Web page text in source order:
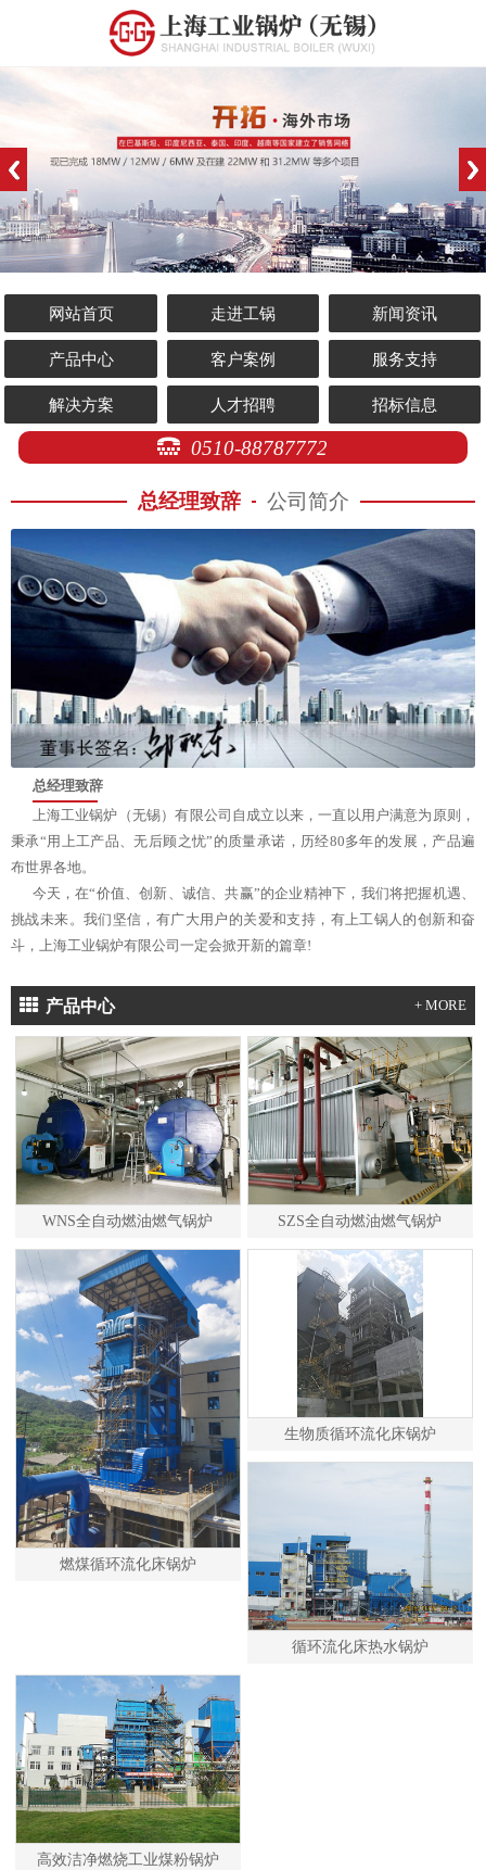
网站首页 走进工锅 新闻资讯
产品中心 客户案例 服务支持
解决方案 人才招聘 招标信息
0510-88787772
总经理致辞 公司简介
总经理致辞
上海工业锅炉（无锡）有限公司自成立以来，一直以用户满意为原则，
秉承“用上工产品、无后顾之忧”的质量承诺，历经80多年的发展，产品遍
布世界各地。
今天，在“价值、创新、诚信、共赢”的企业精神下，我们将把握机遇、
挑战未来。我们坚信，有广大用户的关爱和支持，有上工锅人的创新和奋
斗，上海工业锅炉有限公司一定会掀开新的篇章!
产品中心 + MORE
WNS全自动燃油燃气锅炉 SZS全自动燃油燃气锅炉
燃煤循环流化床锅炉
生物质循环流化床锅炉
循环流化床热水锅炉
高效洁净燃烧工业煤粉锅炉